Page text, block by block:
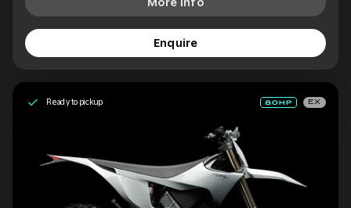
Enquire
Ready to pickup EX